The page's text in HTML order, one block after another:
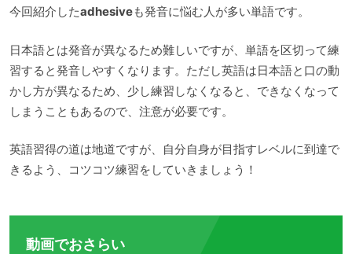
今回紹介したadhesiveも発音に悩む人が多い単語です。
日本語とは発音が異なるため難しいですが、単語を区切って練
習すると発音しやすくなります。ただし英語は日本語と口の動
かし方が異なるため、少し練習しなくなると、できなくなって
しまうこともあるので、注意が必要です。
英語習得の道は地道ですが、自分自身が目指すレベルに到達で
きるよう、コツコツ練習をしていきましょう！
動画でおさらい